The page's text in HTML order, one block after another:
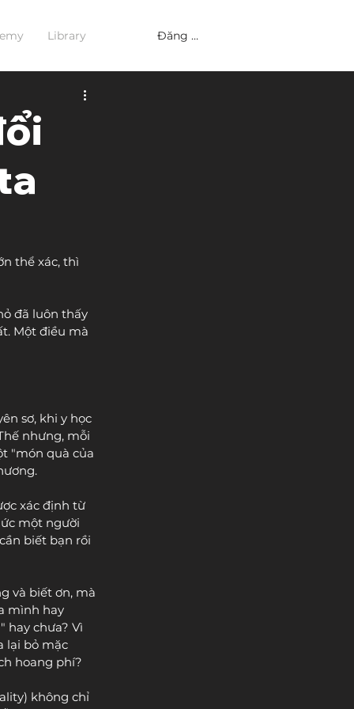
Library Đăng nhập
thể xác, thì
đã luôn thấy
Một điều mà
sơ, khi y học
nhưng, mỗi
"món quà của
xác định từ
một người
biết bạn rồi
và biết ơn, mà
mình hay
hay chưa? Vì
lại bỏ mặc
hoang phí?
không chỉ